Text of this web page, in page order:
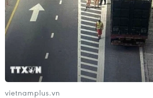
vietnamplus.vn